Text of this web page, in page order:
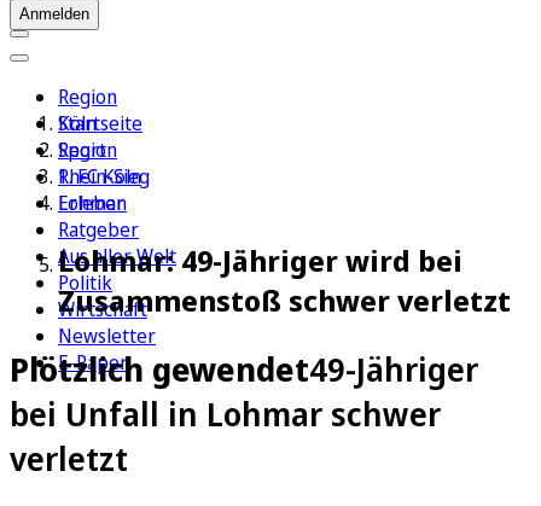
Anmelden
Region
Köln
Sport
1. FC Köln
Erleben
Ratgeber
Aus aller Welt
Politik
Wirtschaft
Newsletter
E-Paper
Startseite
Region
Rhein-Sieg
Lohmar
Lohmar: 49-Jähriger wird bei
Zusammenstoß schwer verletzt
Plötzlich gewendet49-Jähriger
bei Unfall in Lohmar schwer
verletzt